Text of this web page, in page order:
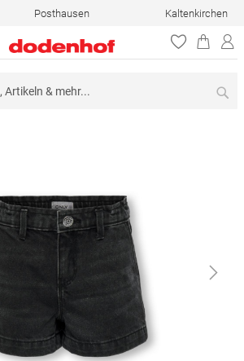
Posthausen Kaltenkirchen